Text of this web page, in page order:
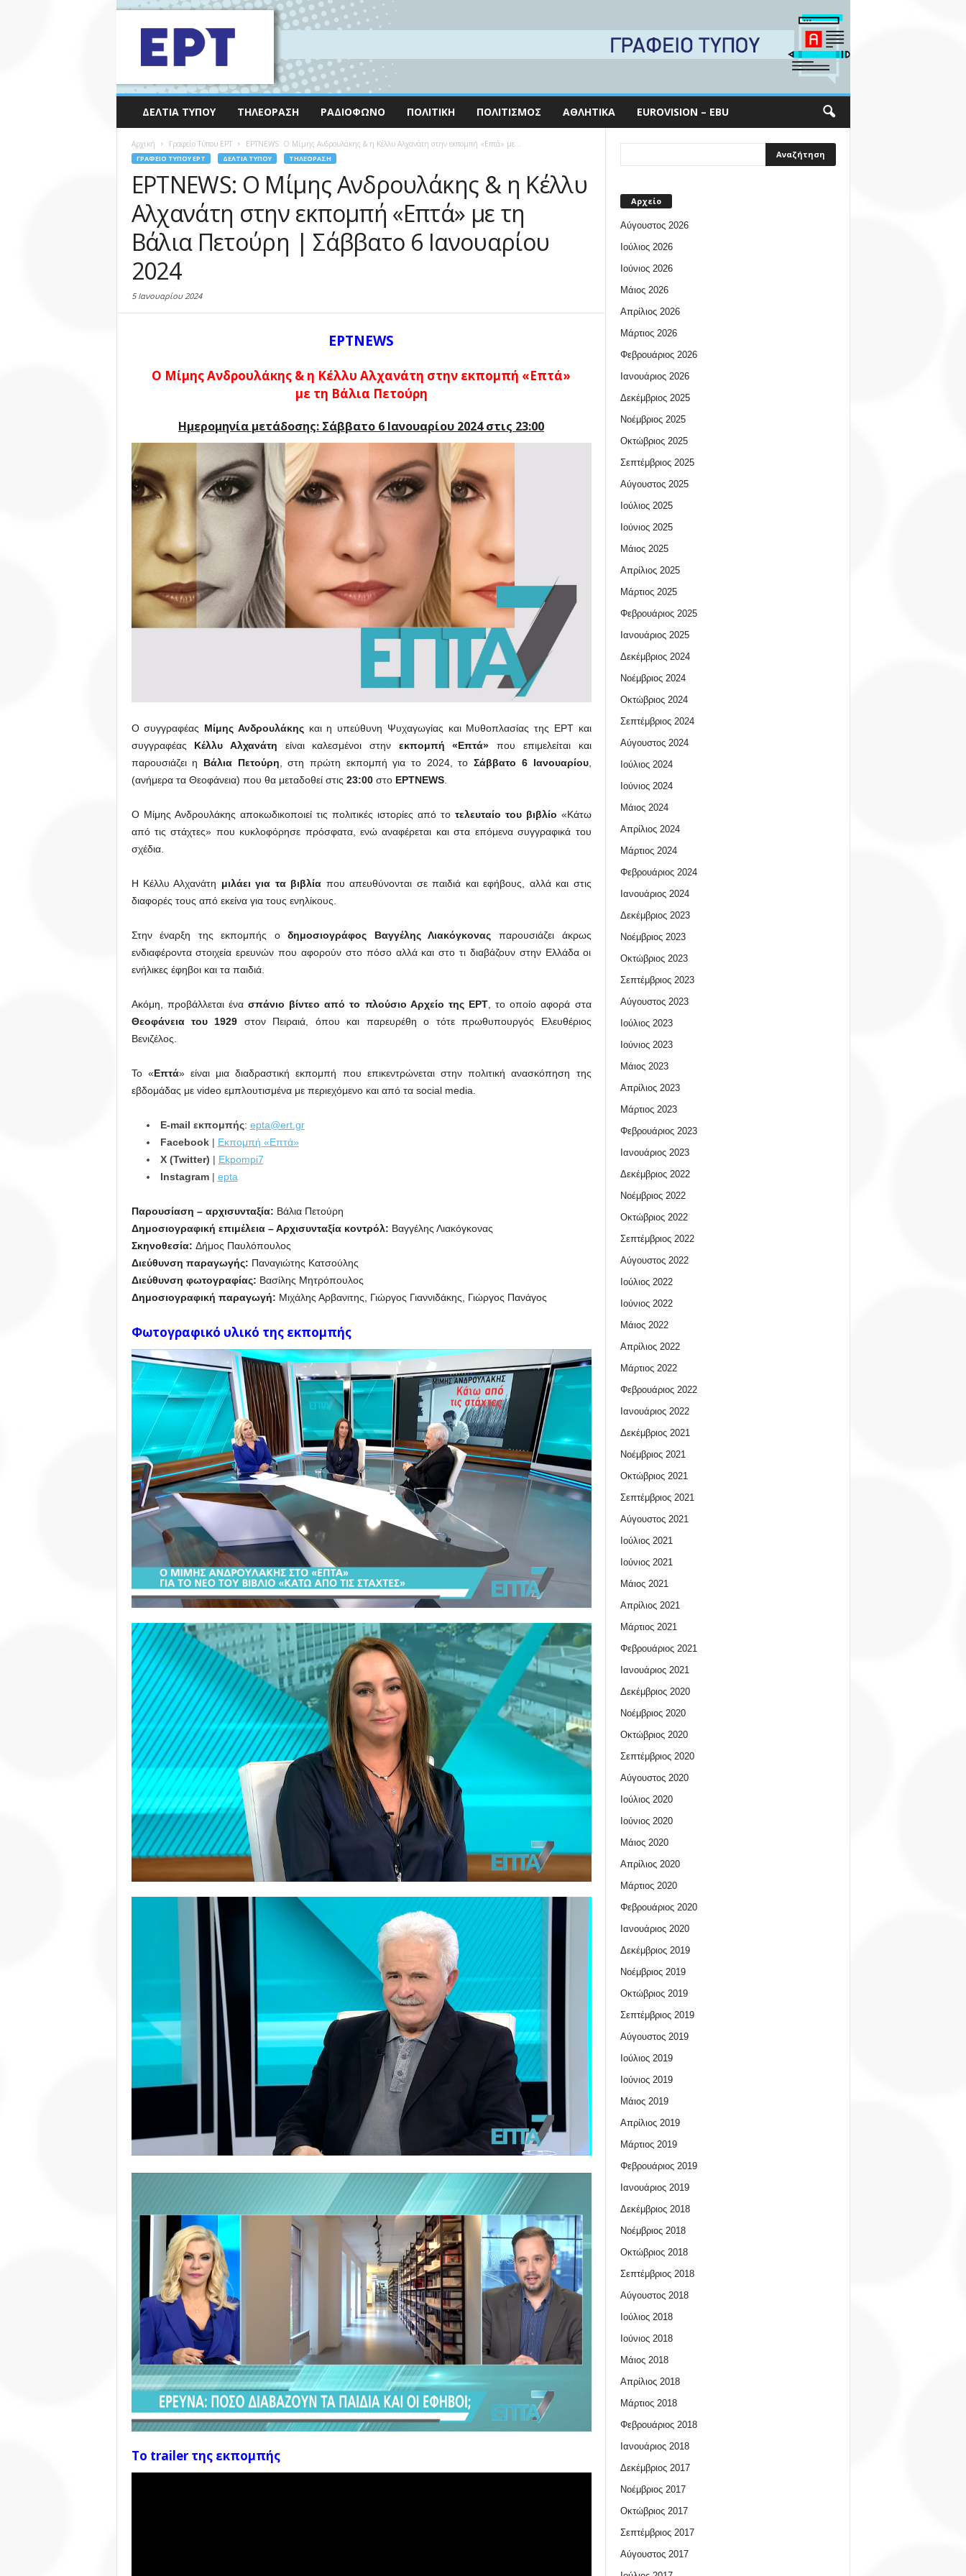
ΔΕΛΤΊΑ ΤΎΠΟΥ ΤΗΛΕΌΡΑΣΗ ΡΑΔΙΌΦΩΝΟ ΠΟΛΙΤΙΚΉ ΠΟΛΙΤΙΣΜΌΣ ΑΘΛΗΤΙΚΆ EUROVISION – EBU
Αρχική Γραφείο Τύπου ΕΡΤ ΕΡΤNEWS: Ο Μίμης Ανδρουλάκης & η Κέλλυ Αλχανάτη στην εκπομπή «Επτά» με...
ΓΡΑΦΕΊΟ ΤΎΠΟΥ ΕΡΤ ΔΕΛΤΊΑ ΤΎΠΟΥ ΤΗΛΕΌΡΑΣΗ
ΕΡΤNEWS: Ο Μίμης Ανδρουλάκης & η Κέλλυ
Αλχανάτη στην εκπομπή «Επτά» με τη
Βάλια Πετούρη | Σάββατο 6 Ιανουαρίου
2024
5 Ιανουαρίου 2024
ΕΡΤNEWS
Ο Μίμης Ανδρουλάκης & η Κέλλυ Αλχανάτη στην εκπομπή «Επτά»
με τη Βάλια Πετούρη
Ημερομηνία μετάδοσης: Σάββατο 6 Ιανουαρίου 2024 στις 23:00
Ο συγγραφέας Μίμης Ανδρουλάκηςκαι η υπεύθυνη Ψυχαγωγίας και Μυθοπλασίας της ΕΡΤ και
συγγραφέας Κέλλυ Αλχανάτη είναι καλεσμένοι στην εκπομπή «Επτά» που επιμελείται και
παρουσιάζει η Βάλια Πετούρη , στη πρώτη εκπομπή για το 2024, τοΣάββατο 6 Ιανουαρίου,
(ανήμερα τα Θεοφάνεια) που θα μεταδοθεί στις 23:00στο ΕΡΤNEWS.
Ο Μίμης Ανδρουλάκης αποκωδικοποιεί τις πολιτικές ιστορίες από το τελευταίο του βιβλίο «Κάτω
από τις στάχτες» που κυκλοφόρησε πρόσφατα, ενώ αναφέρεται και στα επόμενα συγγραφικά του
σχέδια.
Η Κέλλυ Αλχανάτη μιλάει για τα βιβλία που απευθύνονται σε παιδιά και εφήβους, αλλά και στις
διαφορές τους από εκείνα για τους ενηλίκους.
Στην έναρξη της εκπομπής οδημοσιογράφος Βαγγέλης Λιακόγκονας παρουσιάζει άκρως
ενδιαφέροντα στοιχεία ερευνών που αφορούν στο πόσο αλλά και στο τι διαβάζουν στην Ελλάδα οι
ενήλικες έφηβοι και τα παιδιά.
Ακόμη, προβάλλεται ένα σπάνιο βίντεο από το πλούσιο Αρχείο της ΕΡΤ, το οποίο αφορά στα
Θεοφάνεια του 1929 στον Πειραιά, όπου και παρευρέθη ο τότε πρωθυπουργός Ελευθέριος
Βενιζέλος.
Το «Επτά» είναι μια διαδραστική εκπομπή που επικεντρώνεται στην πολιτική ανασκόπηση της
εβδομάδας με video εμπλουτισμένα με περιεχόμενο και από τα social media.
E-mail εκπομπής: epta@ert.gr
Facebook| Εκπομπή «Επτά»
X (Twitter) | Ekpompi7
Instagram| epta
Παρουσίαση – αρχισυνταξία: Βάλια Πετούρη
Δημοσιογραφική επιμέλεια – Αρχισυνταξία κοντρόλ: Βαγγέλης Λιακόγκονας
Σκηνοθεσία: Δήμος Παυλόπουλος
Διεύθυνση παραγωγής: Παναγιώτης Κατσούλης
Διεύθυνση φωτογραφίας: Βασίλης Μητρόπουλος
Δημοσιογραφική παραγωγή: Μιχάλης Αρβανιτης, Γιώργος Γιαννιδάκης, Γιώργος Πανάγος
Φωτογραφικό υλικό της εκπομπής
Το trailer της εκπομπής
Αρχείο
Αύγουστος 2026
Ιούλιος 2026
Ιούνιος 2026
Μάιος 2026
Απρίλιος 2026
Μάρτιος 2026
Φεβρουάριος 2026
Ιανουάριος 2026
Δεκέμβριος 2025
Νοέμβριος 2025
Οκτώβριος 2025
Σεπτέμβριος 2025
Αύγουστος 2025
Ιούλιος 2025
Ιούνιος 2025
Μάιος 2025
Απρίλιος 2025
Μάρτιος 2025
Φεβρουάριος 2025
Ιανουάριος 2025
Δεκέμβριος 2024
Νοέμβριος 2024
Οκτώβριος 2024
Σεπτέμβριος 2024
Αύγουστος 2024
Ιούλιος 2024
Ιούνιος 2024
Μάιος 2024
Απρίλιος 2024
Μάρτιος 2024
Φεβρουάριος 2024
Ιανουάριος 2024
Δεκέμβριος 2023
Νοέμβριος 2023
Οκτώβριος 2023
Σεπτέμβριος 2023
Αύγουστος 2023
Ιούλιος 2023
Ιούνιος 2023
Μάιος 2023
Απρίλιος 2023
Μάρτιος 2023
Φεβρουάριος 2023
Ιανουάριος 2023
Δεκέμβριος 2022
Νοέμβριος 2022
Οκτώβριος 2022
Σεπτέμβριος 2022
Αύγουστος 2022
Ιούλιος 2022
Ιούνιος 2022
Μάιος 2022
Απρίλιος 2022
Μάρτιος 2022
Φεβρουάριος 2022
Ιανουάριος 2022
Δεκέμβριος 2021
Νοέμβριος 2021
Οκτώβριος 2021
Σεπτέμβριος 2021
Αύγουστος 2021
Ιούλιος 2021
Ιούνιος 2021
Μάιος 2021
Απρίλιος 2021
Μάρτιος 2021
Φεβρουάριος 2021
Ιανουάριος 2021
Δεκέμβριος 2020
Νοέμβριος 2020
Οκτώβριος 2020
Σεπτέμβριος 2020
Αύγουστος 2020
Ιούλιος 2020
Ιούνιος 2020
Μάιος 2020
Απρίλιος 2020
Μάρτιος 2020
Φεβρουάριος 2020
Ιανουάριος 2020
Δεκέμβριος 2019
Νοέμβριος 2019
Οκτώβριος 2019
Σεπτέμβριος 2019
Αύγουστος 2019
Ιούλιος 2019
Ιούνιος 2019
Μάιος 2019
Απρίλιος 2019
Μάρτιος 2019
Φεβρουάριος 2019
Ιανουάριος 2019
Δεκέμβριος 2018
Νοέμβριος 2018
Οκτώβριος 2018
Σεπτέμβριος 2018
Αύγουστος 2018
Ιούλιος 2018
Ιούνιος 2018
Μάιος 2018
Απρίλιος 2018
Μάρτιος 2018
Φεβρουάριος 2018
Ιανουάριος 2018
Δεκέμβριος 2017
Νοέμβριος 2017
Οκτώβριος 2017
Σεπτέμβριος 2017
Αύγουστος 2017